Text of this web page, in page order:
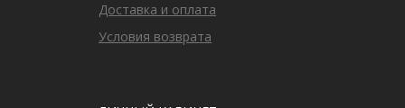
Доставка и оплата
Условия возврата